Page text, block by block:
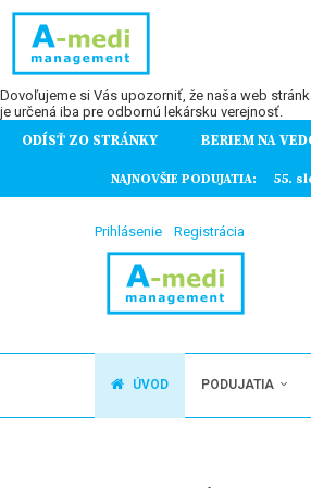
Dovoľujeme si Vás upozorniť, že naša web
je určená iba pre odbornú lekársku verejnosť.
ODÍSŤ ZO STRÁNKY BERIEM NA
NAJNOVŠIE PODUJATIA: 55.
Prihlásenie Registrácia
ÚVOD PODUJATIA